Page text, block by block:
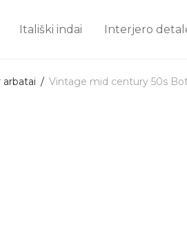
Itališki indai Interjero
arbatai / Vintage mid century 50s